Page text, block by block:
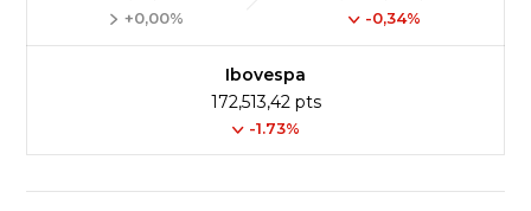
+0,00% -0,34%
Ibovespa
172,513,42 pts
-1.73%